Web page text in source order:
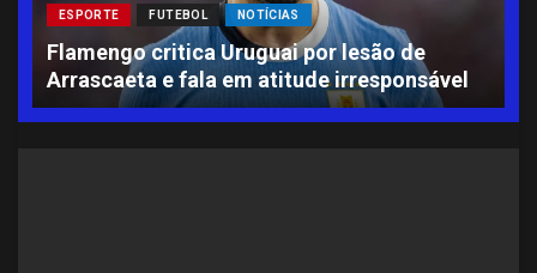
ESPORTE FUTEBOL NOTÍCIAS
Flamengo critica Uruguai por lesão de
Arrascaeta e fala em atitude irresponsável